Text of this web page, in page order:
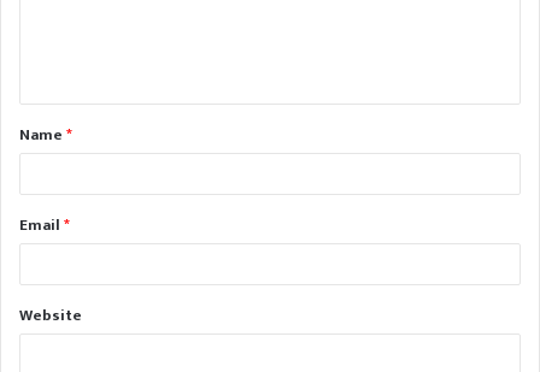
t
*Name*
Email*
Website